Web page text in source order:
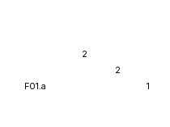
2
2
F01.a
1